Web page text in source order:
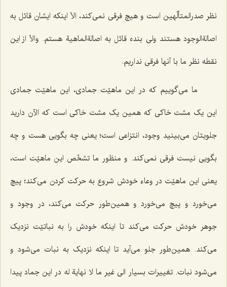
نظر صدرالمتألّهین است و هیچ فرقی نمی‌کند، الاّ اینکه ایشان قائل به
اصالةالوجود هستند ولی بنده قائل به اصالةالماهیة هستم. والاّ از این
نقطه نظر ما با آنها فرقی نداریم.
ما می‌گوییم که در این ماهیّت جمادی، این ماهیّت جمادی
این یک مشت خاکی که همین یک مشت خاکی است که الآن دارید
جلویتان می‌بینید وجود، انتزاعی است؛ یعنی چه بگویی هست و چه
بگویی نیست فرقی نمی‌کند. و منظور ما تشخّص این ماهیّت است،
یعنی این ماهیّت در وعاء خودش شروع به حرکت کردن می‌کند؛ پیچ
می‌خورد و پیچ می‌خورد و همین‌طور حرکت می‌کند، در وجود و
جوهر خودش حرکت می‌کند تا اینکه خودش را به نباتیّت نزدیک
می‌کند. همین‌طور جلو می‌آید تا اینکه نزدیک به نبات می‌شود و
می‌شود نبات. تغییرات بسیار الی غیر ما لا نهایة له در این جماد پیدا